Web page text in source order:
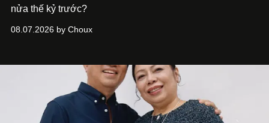
nửa thế kỷ trước?
08.07.2026 by Choux